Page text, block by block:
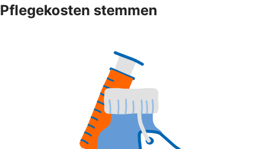
Pflegekosten stemmen